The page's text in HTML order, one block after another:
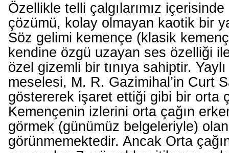
Özellikle telli çalgılarımız
çözümü, kolay olmayan kaotik bir
Söz gelimi kemençe (klasik
kendine özgü uzayan ses özelliği
özel gizemli bir tınıya sahiptir.
meselesi, M. R. Gazimihal’in Curt
göstererek işaret ettiği gibi bir orta
Kemençenin izlerini orta çağın
görmek (günümüz belgeleriyle)
görünmemektedir. Ancak Orta